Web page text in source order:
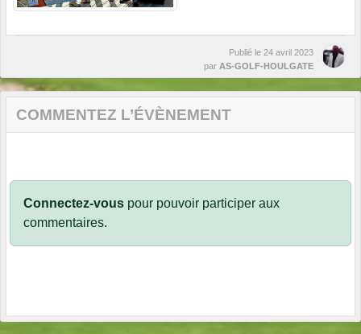
Publié le 24 avril 2023
par AS-GOLF-HOULGATE
COMMENTEZ L’ÉVÈNEMENT
Connectez-vous pour pouvoir participer aux
commentaires.